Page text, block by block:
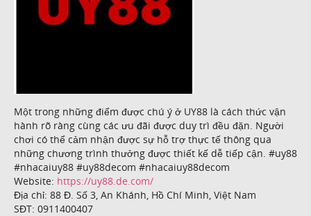
Một trong những điểm được chú ý ở UY88 là cách thức vận
hành rõ ràng cùng các ưu đãi được duy trì đều đặn. Người
chơi có thể cảm nhận được sự hỗ trợ thực tế thông qua
những chương trình thưởng được thiết kế dễ tiếp cận. #uy88
#nhacaiuy88 #uy88decom #nhacaiuy88decom
Website: https://uy88.de.com/
Địa chỉ: 88 Đ. Số 3, An Khánh, Hồ Chí Minh, Việt Nam
SĐT: 0911400407